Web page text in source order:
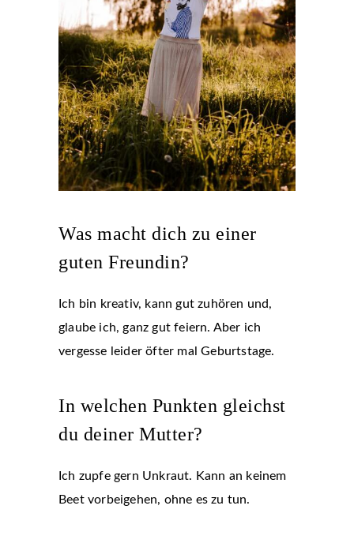
Was macht dich zu einer
guten Freundin?
Ich bin kreativ, kann gut zuhören und,
glaube ich, ganz gut feiern. Aber ich
vergesse leider öfter mal Geburtstage.
In welchen Punkten gleichst
du deiner Mutter?
Ich zupfe gern Unkraut. Kann an keinem
Beet vorbeigehen, ohne es zu tun.